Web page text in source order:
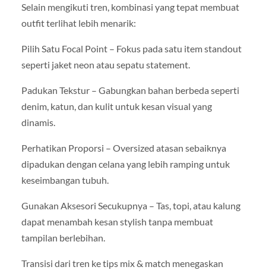
Selain mengikuti tren, kombinasi yang tepat membuat
outfit terlihat lebih menarik:
Pilih Satu Focal Point – Fokus pada satu item standout
seperti jaket neon atau sepatu statement.
Padukan Tekstur – Gabungkan bahan berbeda seperti
denim, katun, dan kulit untuk kesan visual yang
dinamis.
Perhatikan Proporsi – Oversized atasan sebaiknya
dipadukan dengan celana yang lebih ramping untuk
keseimbangan tubuh.
Gunakan Aksesori Secukupnya – Tas, topi, atau kalung
dapat menambah kesan stylish tanpa membuat
tampilan berlebihan.
Transisi dari tren ke tips mix & match menegaskan